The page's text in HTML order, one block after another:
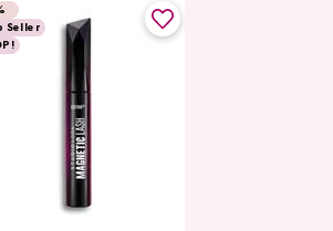
Seller